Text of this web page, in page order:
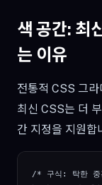
색 공간: 최
는 이유
전통적 CSS 그
최신 CSS는 더
간 지정을 지원합
/* 구식: 탁한 중